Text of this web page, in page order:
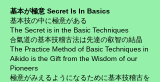
基本が極意 Secret Is In Basics
基本技の中に極意がある
The Secret is in the Basic Techniques
合氣道の基本技稽古法は先達の叡智の結晶
The Practice Method of Basic Techniques in
Aikido is the Gift from the Wisdom of our
Pioneers
極意がみえるようになるために基本技稽古を